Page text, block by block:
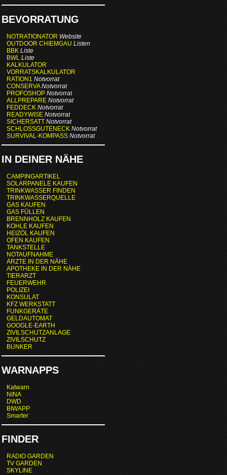
BEVORRATUNG
NOTRATIONATOR Website
OUTDOOR CHIEMGAU Listen
BBK Liste
BWL Liste
KALKULATOR
VORRATSKALKULATOR
RATION1 Notvorrat
CONSERVA Notvorrat
PROFOSHOP Notvorrat
ALLPREPARE Notvorrat
FEDDECK Notvorrat
READYWISE Notvorrat
SICHERSATT Notvorrat
SCHLOSSGUTENECK Notvorrat
SURVIVAL-KOMPASS Notvorrat
IN DEINER NÄHE
CAMPINGARTIKEL
SOLARPANELE KAUFEN
TRINKWASSER FINDEN
TRINKWASSERQUELLE
GAS KAUFEN
GAS FÜLLEN
BRENNHOLZ KAUFEN
KOHLE KAUFEN
HEIZÖL KAUFEN
OFEN KAUFEN
TANKSTELLE
NOTAUFNAHME
ÄRZTE IN DER NÄHE
APOTHEKE IN DER NÄHE
TIERARZT
FEUERWEHR
POLIZEI
KONSULAT
KFZ WERKSTATT
FUNKGERÄTE
GELDAUTOMAT
GOOGLE-EARTH
ZIVILSCHUTZANLAGE
ZIVILSCHUTZ
BUNKER
WARNAPPS
Katwarn
NINA
DWD
BIWAPP
Smarter
FINDER
RADIO GARDEN
TV GARDEN
SKYLINE